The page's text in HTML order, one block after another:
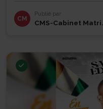
CM
Publié par
CMS-Cabinet